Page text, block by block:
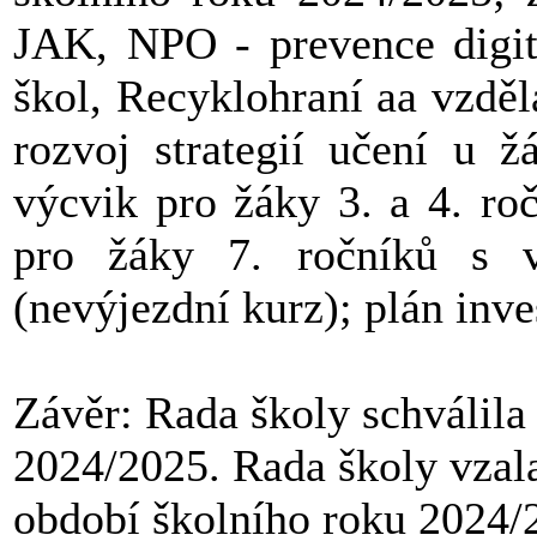
JAK, NPO - prevence
škol, Recyklohraní aa
rozvoj strategií učení u
výcvik pro žáky 3. a 4.
pro žáky 7. ročníků s
(nevýjezdní kurz); plán
Závěr: Rada školy
2024/2025. Rada školy
období školního roku